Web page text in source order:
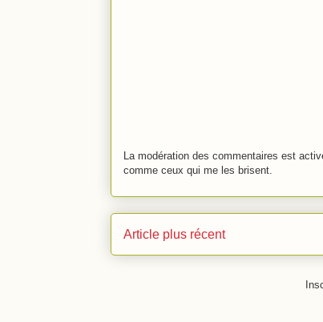
La modération des commentaires est
comme ceux qui me les brisent.
Article plus récent